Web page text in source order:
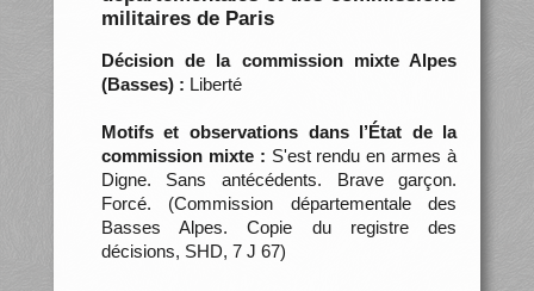
militaires de Paris
Décision de la commission mixte Alpes
(Basses) : Liberté
Motifs et observations dans l’État de la
commission mixte : S'est rendu en armes à
Digne. Sans antécédents. Brave garçon.
Forcé. (Commission départementale des
Basses Alpes. Copie du registre des
décisions, SHD, 7 J 67)